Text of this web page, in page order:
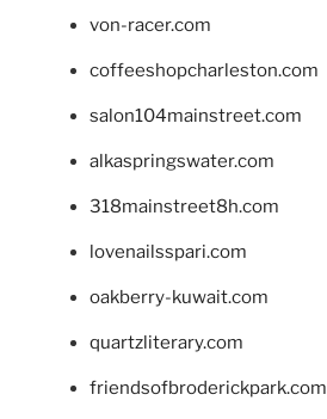
von-racer.com
coffeeshopcharleston.com
salon104mainstreet.com
alkaspringswater.com
318mainstreet8h.com
lovenailsspari.com
oakberry-kuwait.com
quartzliterary.com
friendsofbroderickpark.com